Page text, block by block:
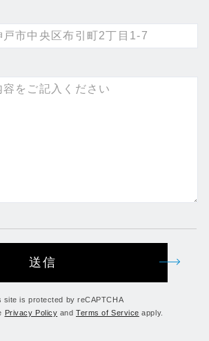
送信
site is protected by reCAPTCHA
Privacy Policy andTerms of Service apply.